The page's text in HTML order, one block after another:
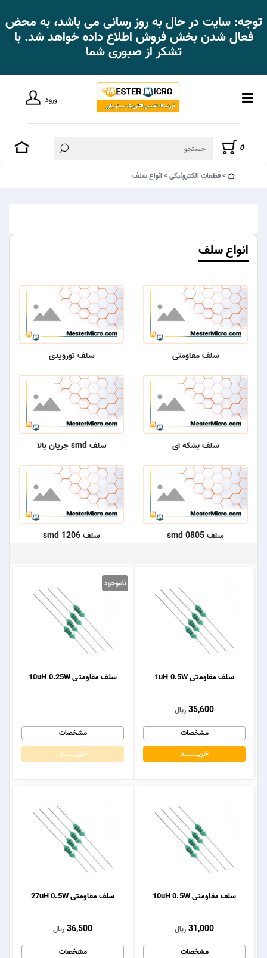
توجه: سایت در حال به روز رسانی می باشد، به محض
فعال شدن بخش فروش اطلاع داده خواهد شد. با
تشکر از صبوری شما
ورود
0
قطعات الکترونیکی انواع سلف
انواع سلف
سلف مقاومتی سلف تورویدی
سلف بشکه ای سلف smd جریان بالا
سلف smd 0805 سلف smd 1206
سلف مقاومتی 1uH 0.5W
35,600 ریال
مشخصات
خریــــــــــــد
ناموجود
سلف مقاومتی 10uH 0.25W
مشخصات
خریــــــــــــد
سلف مقاومتی 10uH 0.5W
31,000 ریال
مشخصات
سلف مقاومتی 27uH 0.5W
36,500 ریال
مشخصات